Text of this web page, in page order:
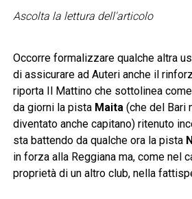
Ascolta la lettura dell'articolo
Occorre formalizzare qualche altra
di assicurare ad Auteri anche il
riporta Il Mattino che sottolinea come
da giorni la pista Maita (che del Bari
diventato anche capitano) ritenuto
sta battendo da qualche ora la pista
in forza alla Reggiana ma, come nel
proprietà di un altro club, nella